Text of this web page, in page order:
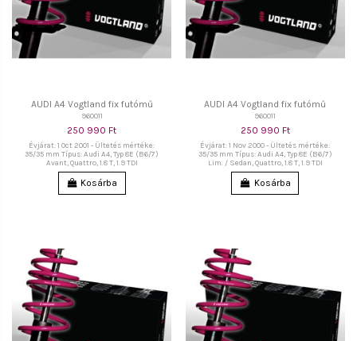
AUDI A4 Vogtland fix futómű
960011
250 990 Ft
Évjárat: 1 Oct 2001 - Ültetés mértéke:
35/35 mm Típus: Audi A4, Typ 8E (B6/7)
Avant, Quattro, 1.8 T, 1.9 TDI
Kosárba
AUDI A4 Vogtland fix futómű
960011
250 990 Ft
Évjárat: 1 Nov 2000 - Ültetés mértéke:
35/35 mm Típus: Audi A4, Typ 8E (B6/7)
Lim. / Sedan, Quattro, 1.8 T, 1.9 TDI
Kosárba